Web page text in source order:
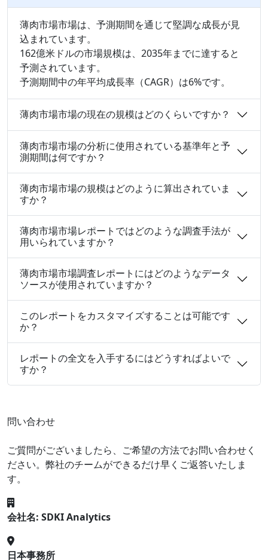
薄肉市場市場は、予測期間を通じて堅調な成長が見
込まれています。
162億米ドルの市場規模は、2035年までに達すると
予測されています。
予測期間中の年平均成長率（CAGR）は6%です。
薄肉市場市場の現在の規模はどのくらいですか？
薄肉市場市場の分析に使用されている基準年と予
測期間は何ですか？
薄肉市場市場の規模はどのように算出されていま
すか？
薄肉市場市場レポートではどのような調査手法が
用いられていますか？
薄肉市場市場調査レポートにはどのようなデータ
ソースが使用されていますか？
このレポートをカスタマイズすることは可能です
か？
レポートの全文を入手するにはどうすればよいで
すか？
問い合わせ
ご質問がございましたら、ご希望の方法でお問い合わせく
ださい。弊社のチームができるだけ早くご返答いたしま
す。
会社名: SDKI Analytics
日本事務所